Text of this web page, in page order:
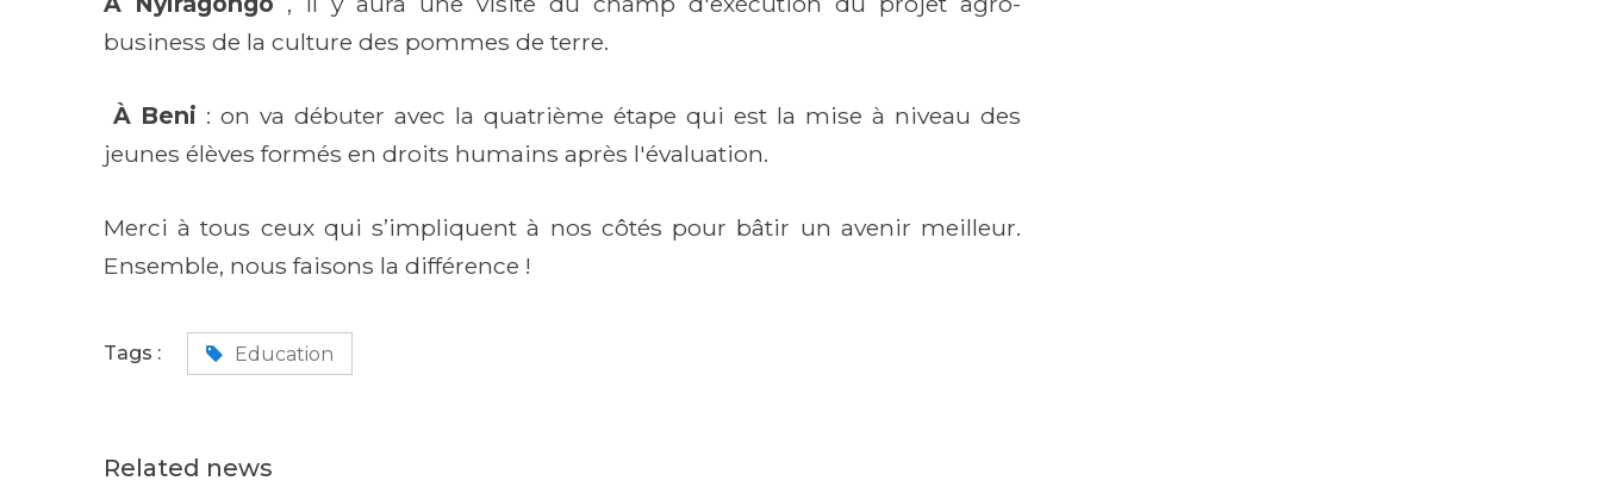
business de la culture des pommes de terre.
À Beni : on va débuter avec la quatrième étape qui est la mise à niveau des
jeunes élèves formés en droits humains après l'évaluation.
Merci à tous ceux qui s’impliquent à nos côtés pour bâtir un avenir meilleur.
Ensemble, nous faisons la différence !
Tags : Education
Related news